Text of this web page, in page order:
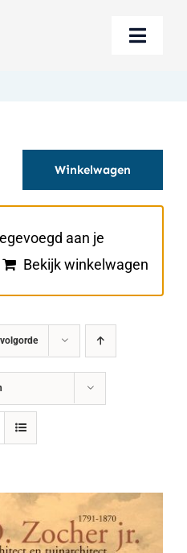
Toggle
Winkelwagen
aan je
Bekijk winkelwagen